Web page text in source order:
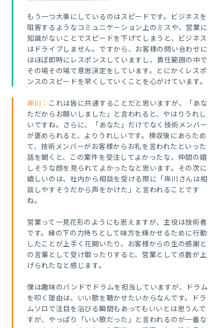
もう一つ大事にしているのはスピードです。ビジネスを
阻害するようなコミュニケーション上のミスや、営業に
知識がないことでスピードを下げてしまうと、ビジネス
はドライブしません。ですから、お客様の問い合わせに
はほぼ即時にレスポンスしていますし、責任範囲の中で
その場その場で意思決定をしています。とにかくレスポ
ンスのスピードを早くしていくことを心がけています。
岸川： これは皆に共通することだと思いますが、「あな
ただからお願いしました」と言われると、やはりうれし
いですね。さらに、「あなた」だけでなく技術メンバー
が褒められると、よりうれしいです。検収後にあらため
て、技術メンバーがお客様からお礼を言われたといった
話を聞くと、この案件を受注してよかったな、仲間の嬉
しそうな顔を見られてよかったなと思います。その次に
嬉しいのは、社内から相談を受ける際に「岸川さんは相
談しやすそうだから声をかけた」と言われることです
ね。
営業って一見花形のようにも思えますが、主役は技術者
です。縁の下の力持ちとして味方を輝かせるために行動
したことが上手く花開いたり、お客様からの生の感謝と
の言葉として受け取ったりすると、営業として点数が上
げられたなと感じます。
僕は趣味のバンドでドラムを担当していますが、ドラム
を叩く理由は、いい歌を聴かせたいからなんです。ドラ
ムソロで注目を浴びる瞬間もあってもいいとは思うんで
すが、やっぱり「いい歌だった」と言われるのが一番な